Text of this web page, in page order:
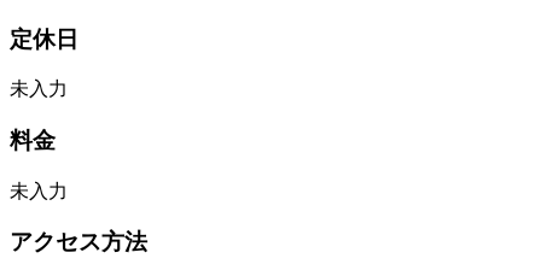
定休日
未入力
料金
未入力
アクセス方法